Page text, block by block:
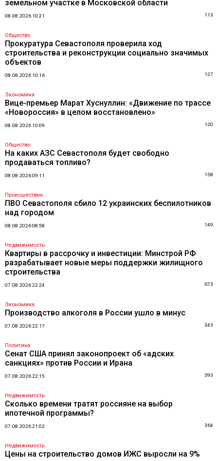
земельном участке в Московской области
08.08.2026 10:21 113
Общество
Прокуратура Севастополя проверила ход
строительства и реконструкции социально значимых
объектов
08.08.2026 10:16 127
Экономика
Вице-премьер Марат Хуснуллин: «Движение по трассе
«Новороссия» в целом восстановлено»
08.08.2026 10:09 120
Общество
На каких АЗС Севастополя будет свободно
продаваться топливо?
08.08.2026 09:11 158
Происшествия
ПВО Севастополя сбило 12 украинских беспилотников
над городом
08.08.2026 08:58 149
Недвижимость
Квартиры в рассрочку и инвестиции: Минстрой РФ
разрабатывает новые меры поддержки жилищного
строительства
07.08.2026 22:24 673
Экономика
Производство алкоголя в России ушло в минус
07.08.2026 22:17 343
Политика
Сенат США принял законопроект об «адских
санкциях» против России и Ирана
07.08.2026 22:15 393
Недвижимость
Сколько времени тратят россияне на выбор
ипотечной программы?
07.08.2026 21:02 364
Недвижимость
Цены на строительство домов ИЖС выросли на 9%